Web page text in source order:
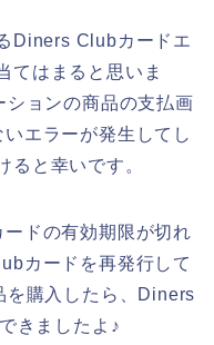
Diners Clubカードエ
てはまると思いま
ョンの商品の支払画
エラーが発生してし
ると幸いです。
ドの有効期限が切れ
カードを再発行して
を購入したら、Diners
きましたよ♪